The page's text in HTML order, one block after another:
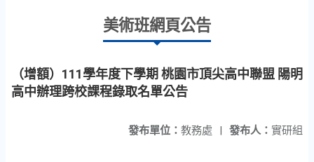
美術班網頁公告
（增額）111學年度下學期 桃園市頂尖高中聯盟 陽明
高中辦理跨校課程錄取名單公告
發布人： 實研組
發布單位： 教務處 |